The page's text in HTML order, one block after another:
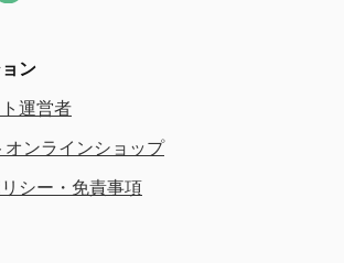
ン
運営者
ンラインショップ
シー・免責事項